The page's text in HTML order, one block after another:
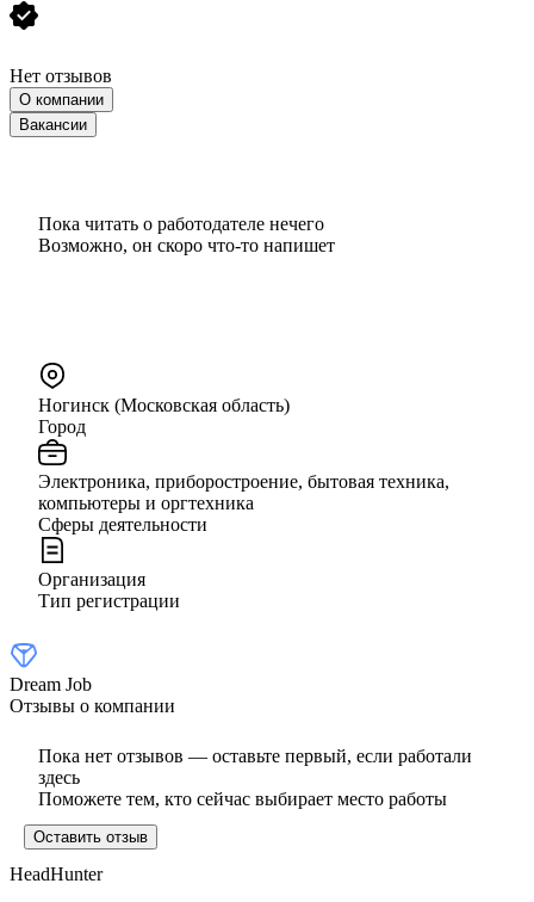
Нет отзывов
О компании
Вакансии
Пока читать о работодателе нечего
Возможно, он скоро что‑то напишет
Ногинск (Московская область)
Город
Электроника, приборостроение, бытовая техника,
компьютеры и оргтехника
Сферы деятельности
Организация
Тип регистрации
Dream Job
Отзывы о компании
Пока нет отзывов — оставьте первый, если работали
здесь
Поможете тем, кто сейчас выбирает место работы
Оставить отзыв
HeadHunter